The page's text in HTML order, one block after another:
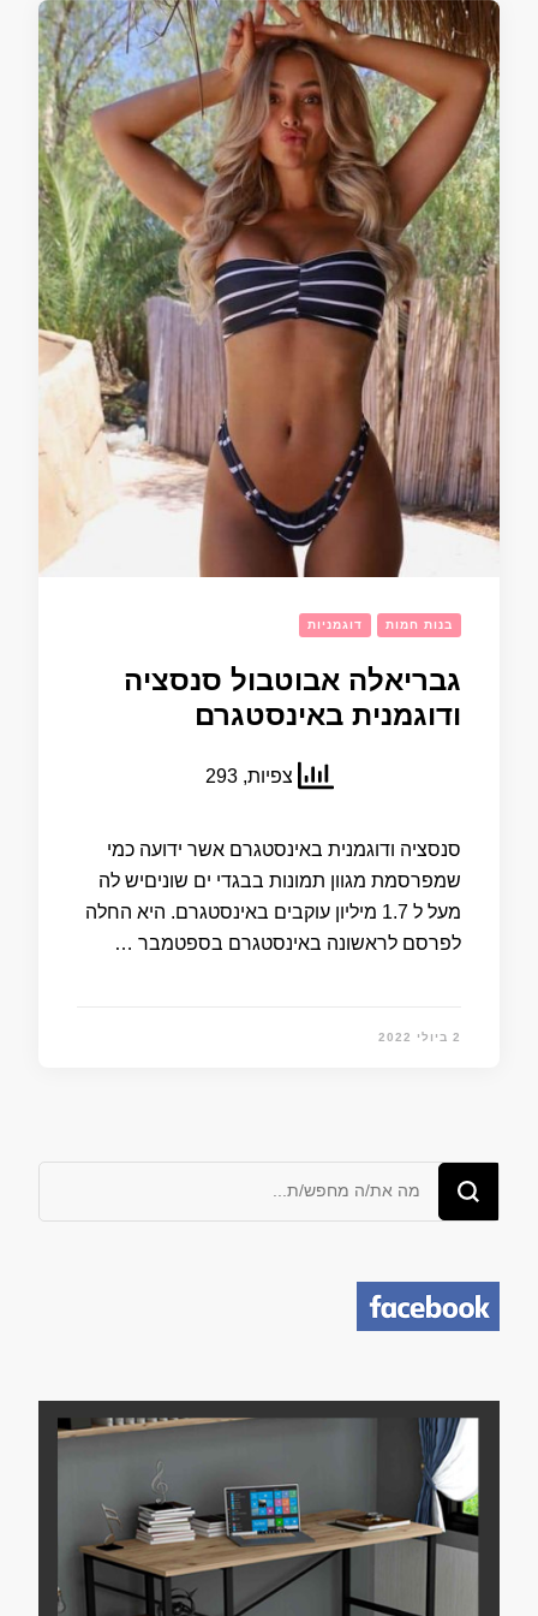
בנות חמות דוגמניות
גבריאלה אבוטבול סנסציה
ודוגמנית באינסטגרם
צפיות, 293
סנסציה ודוגמנית באינסטגרם אשר ידועה כמי
שמפרסמת מגוון תמונות בבגדי ים שוניםיש לה
מעל ל 1.7 מיליון עוקבים באינסטגרם. היא החלה
לפרסם לראשונה באינסטגרם בספטמבר …
2 ביולי 2022
מחפש/ת
משהו?